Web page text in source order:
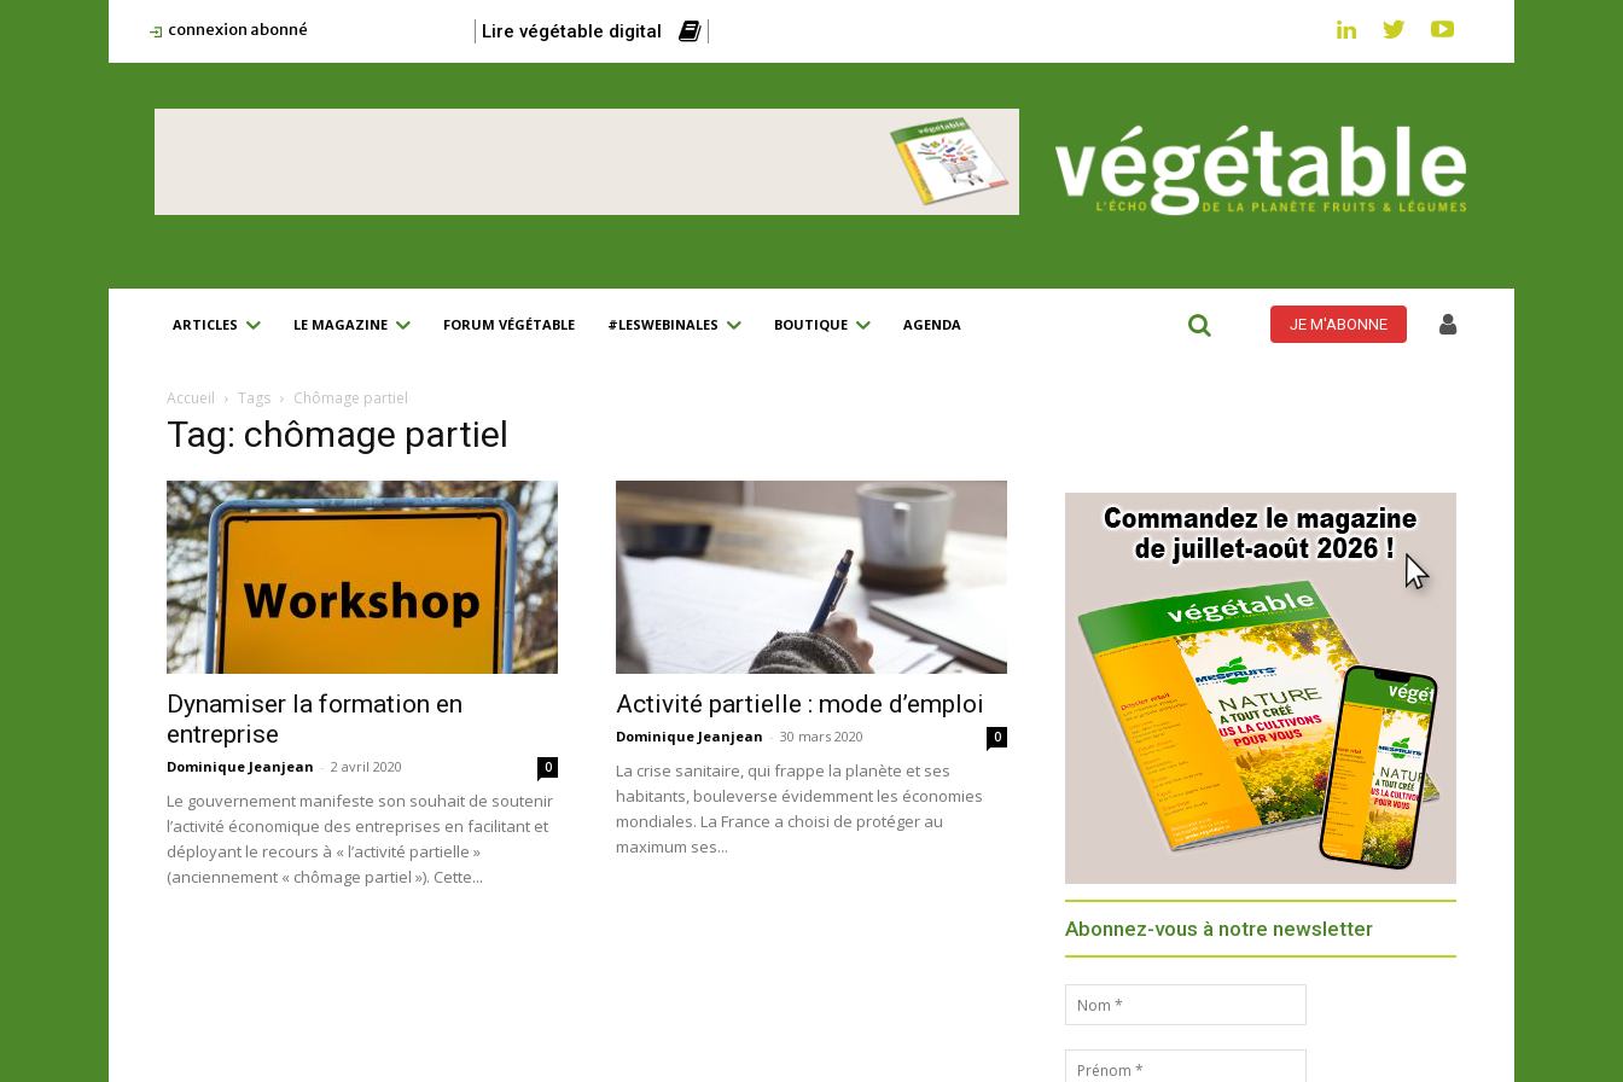
connexion abonné Lire végétable digital
ARTICLES LE MAGAZINE FORUM VÉGÉTABLE #LESWEBINALES BOUTIQUE AGENDA JE M'ABONNE
Accueil Tags Chômage partiel
Tag: chômage partiel
Dynamiser la formation en
entreprise
Dominique Jeanjean - 2 avril 2020 0
Le gouvernement manifeste son souhait de soutenir
l’activité économique des entreprises en facilitant et
déployant le recours à « l’activité partielle »
(anciennement « chômage partiel »). Cette...
Activité partielle : mode d’emploi
Dominique Jeanjean - 30 mars 2020 0
La crise sanitaire, qui frappe la planète et ses
habitants, bouleverse évidemment les économies
mondiales. La France a choisi de protéger au
maximum ses...
Abonnez-vous à notre newsletter